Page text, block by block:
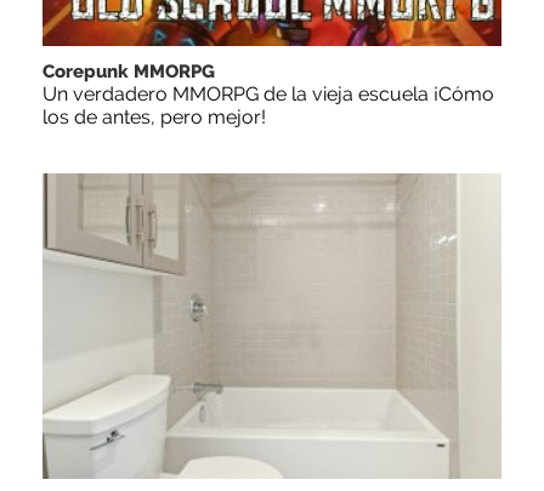
Corepunk MMORPG
Un verdadero MMORPG de la vieja escuela ¡Cómo
los de antes, pero mejor!